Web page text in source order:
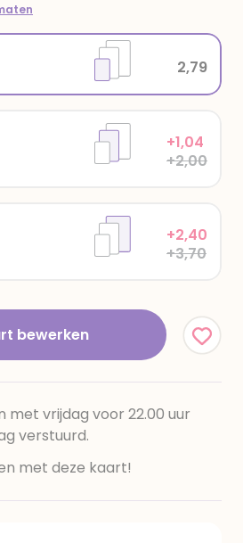
+2,40
+3,70
+1,04
+2,00
2,79
bewerken
met vrijdag voor 22.00 uur
verstuurd.
met deze kaart!